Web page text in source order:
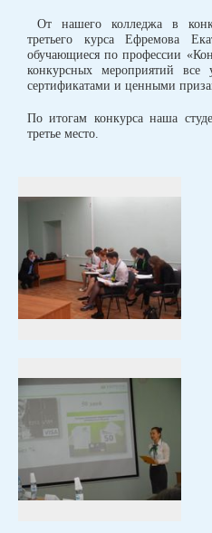
От нашего колледжа в
третьего курса Ефремова
обучающиеся по профессии
конкурсных мероприятий все
сертификатами и ценными
По итогам конкурса наша
третье место.